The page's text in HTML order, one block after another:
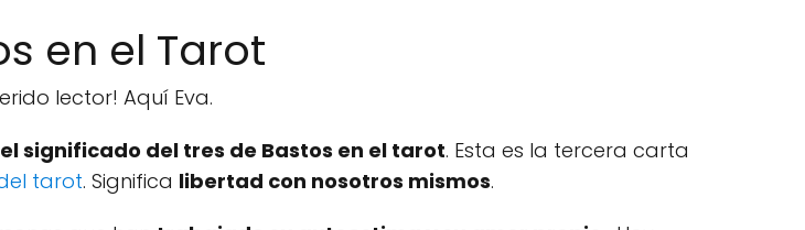
en el Tarot
lector! Aquí Eva.
el significado del tres de Bastos en el tarot. Esta es la tercera carta
tarot. Significa libertad con nosotros mismos.